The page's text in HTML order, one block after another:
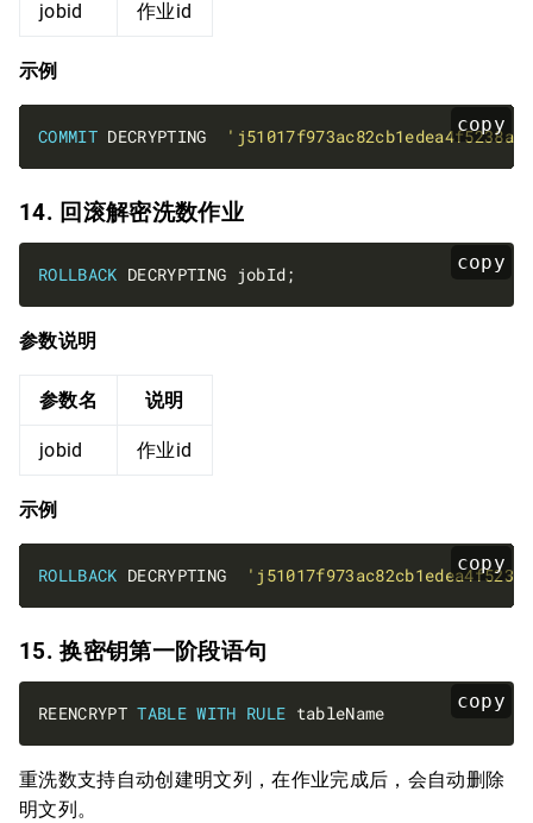
jobid 作业id
示例
copy
COMMIT DECRYPTING
14. 回滚解密洗数作业
copy
ROLLBACK
参数说明
参数名 说明
jobid 作业id
示例
copy
ROLLBACK DECRYPTING
15. 换密钥第一阶段语句
copy
REENCRYPT TABLE WITH RULE
重洗数支持自动创建明文列，在作业完成后，会自动删除
明文列。